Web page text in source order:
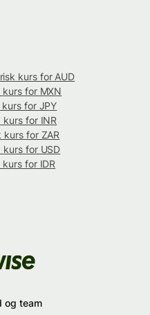
kurs for AUD
kurs for MXN
kurs for JPY
kurs for INR
kurs for ZAR
kurs for USD
kurs for IDR
og team